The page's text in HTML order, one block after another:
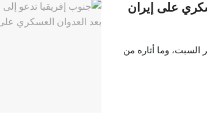
على إيران
السبت، وما أثاره من